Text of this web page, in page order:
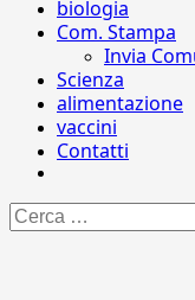
biologia
Com. Stampa
Invia
Scienza
alimentazione
vaccini
Contatti
Ricerca
per: